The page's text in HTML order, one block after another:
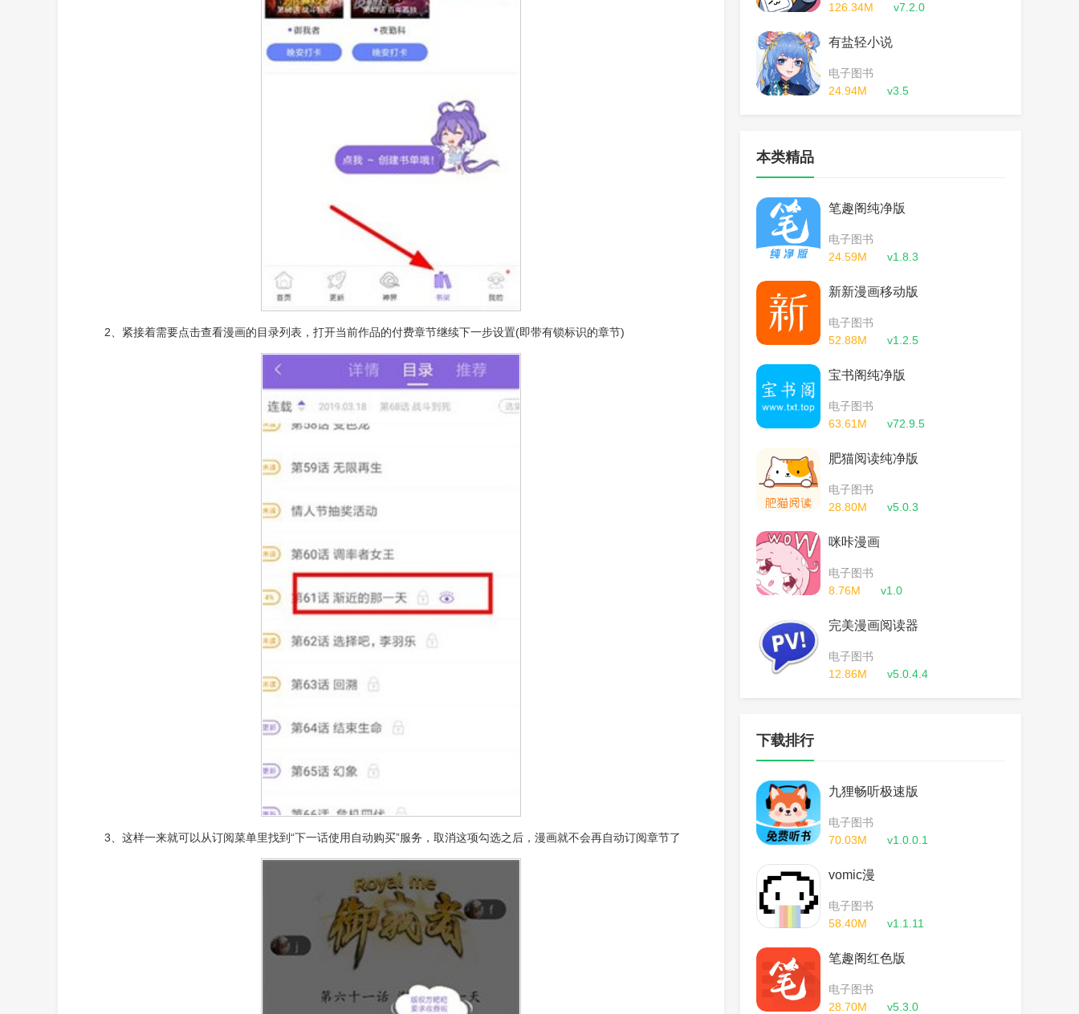
2、紧接着需要点击查看漫画的目录列表，打开当前作品的付费章节继续下一步设置(即带有锁标识的章节)
3、这样一来就可以从订阅菜单里找到“下一话使用自动购买”服务，取消这项勾选之后，漫画就不会再自动订阅章节了
126.34M
v7.2.0
有盐轻小说
电子图书
24.94M
v3.5
本类精品
笔趣阁纯净版
电子图书
24.59M
v1.8.3
新新漫画移动版
电子图书
52.88M
v1.2.5
宝书阁纯净版
电子图书
63.61M
v72.9.5
肥猫阅读纯净版
电子图书
28.80M
v5.0.3
咪咔漫画
电子图书
8.76M
v1.0
完美漫画阅读器
电子图书
12.86M
v5.0.4.4
下载排行
九狸畅听极速版
电子图书
70.03M
v1.0.0.1
vomic漫
电子图书
58.40M
v1.1.11
笔趣阁红色版
电子图书
28.70M
v5.3.0